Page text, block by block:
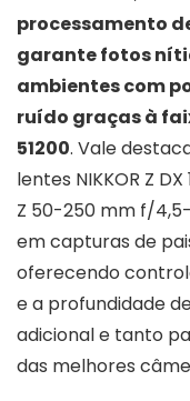
processamento
garante fotos
ambientes com
ruído graças à
51200. Vale
lentes NIKKOR Z
Z 50-250 mm f/
em capturas de
oferecendo
e a profundidade
adicional e tanto
das melhores